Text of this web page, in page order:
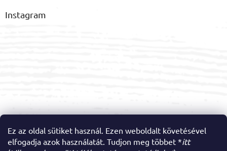
Ez az oldal sütiket használ. Ezen weboldalt követésével
elfogadja azok használatát. Tudjon meg többet *itt
Instagram
Kövessen minket az Instagramon